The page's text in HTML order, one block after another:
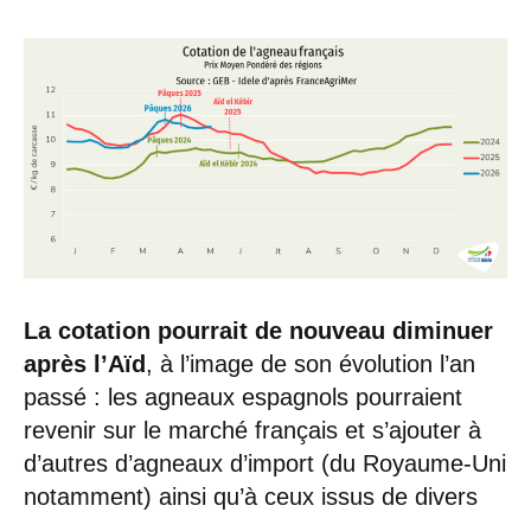
La cotation pourrait de nouveau diminuer
après l’Aïd , à l’image de son évolution l’an
passé : les agneaux espagnols pourraient
revenir sur le marché français et s’ajouter à
d’autres d’agneaux d’import (du Royaume-Uni
notamment) ainsi qu’à ceux issus de divers